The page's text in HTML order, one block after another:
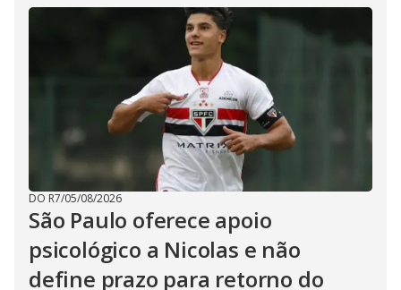
DO R7/05/08/2026
São Paulo oferece apoio
psicológico a Nicolas e não
define prazo para retorno do